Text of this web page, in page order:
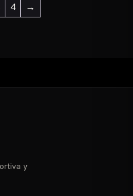
producto
opciones
la
página
4 →
y